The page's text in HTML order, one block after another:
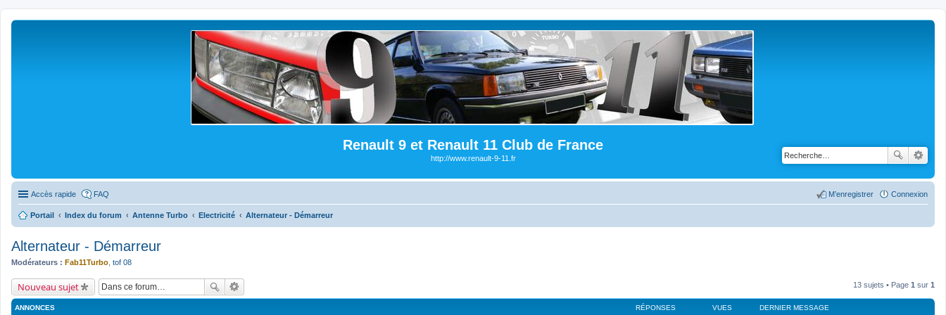
Renault 9 et Renault 11 Club de France
http://www.renault-9-11.fr
Accès rapide FAQ Connexion
M’enregistrer
Portail Index du forum Antenne Turbo Electricité Alternateur - Démarreur
Alternateur - Démarreur
Modérateurs : Fab11Turbo tof 08
Nouveau sujet 13 sujets • Page 1 sur 1
ANNONCES RÉPONSES VUES DERNIER MESSAGE